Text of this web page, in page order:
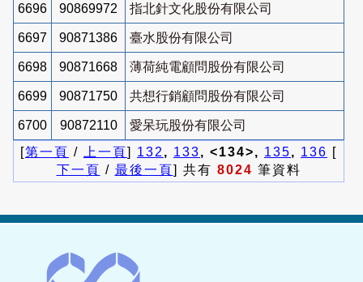
6696 90869972 指北針文化股份有限公司
6697 90871386 臺水股份有限公司
6698 90871668 薄荷純電顧問股份有限公司
6699 90871750 共想行銷顧問股份有限公司
6700 90872110
愛呆玩股份有限公司
[第一頁 / 上一頁] 132 , 133, <134>, 135, 136 [
下一頁 / 最後一頁] 共有 8024 筆資料